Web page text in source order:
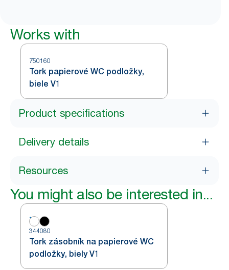
Works with
750160
Tork papierové WC podložky,
biele V1
Product specifications
Delivery details
Resources
You might also be interested in...
344080
Tork zásobník na papierové WC
podložky, biely V1